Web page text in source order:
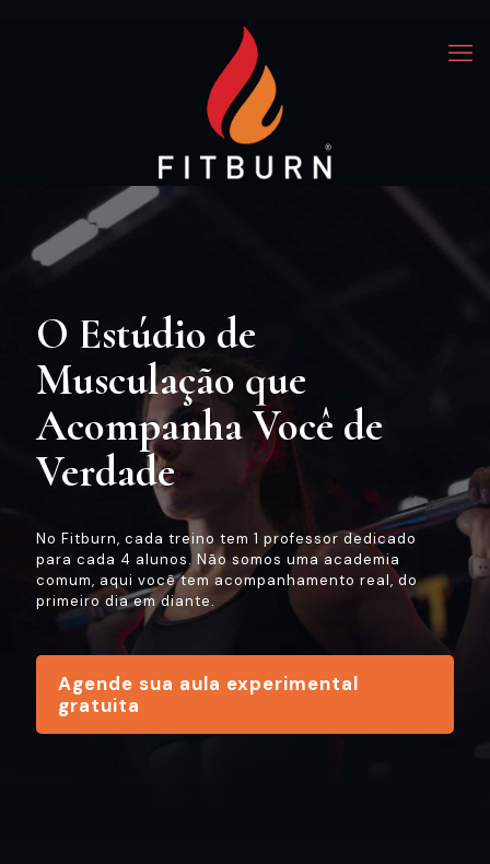
O Estúdio de
Musculação que
Acompanha Você de
Verdade
No Fitburn, cada treino tem 1 professor dedicado
para cada 4 alunos. Não somos uma academia
comum, aqui você tem acompanhamento real, do
primeiro dia em diante.
Agende sua aula experimental
gratuita